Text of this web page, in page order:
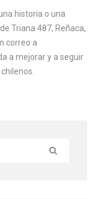
historia o una
Triana 487, Reñaca,
correo a
a mejorar y a seguir